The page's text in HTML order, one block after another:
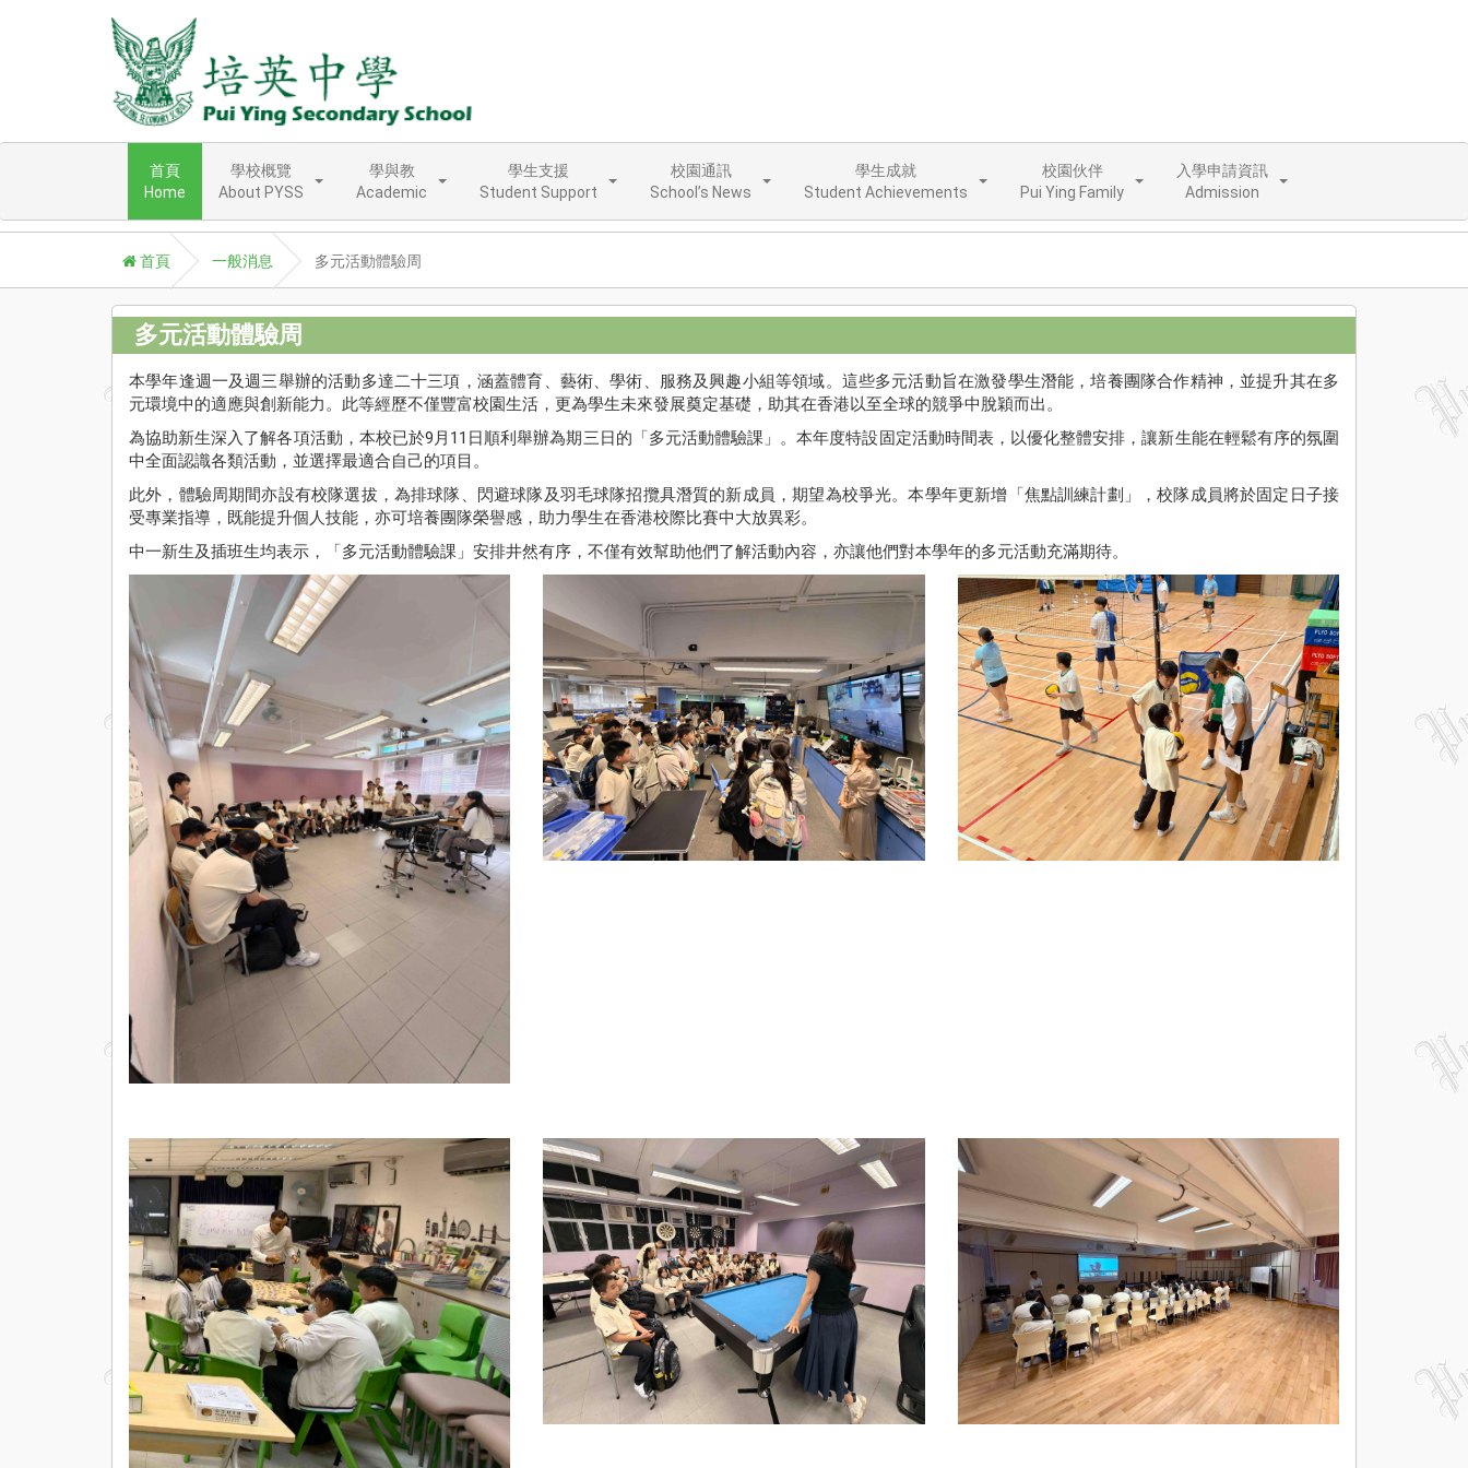
首頁
Home
學校概覽
About PYSS
學與教
Academic
學生支援
Student Support
校園通訊
School’s News
學生成就
Student Achievements
校園伙伴
Pui Ying Family
入學申請資訊
Admission
首頁 一般消息 多元活動體驗周
多元活動體驗周
本學年逢週一及週三舉辦的活動多達二十三項，涵蓋體育、藝術、學術、服務及興趣小組等領域。這些多元活動旨在激發學生潛能，培養團隊合作精神，並提升其在多
元環境中的適應與創新能力。此等經歷不僅豐富校園生活，更為學生未來發展奠定基礎，助其在香港以至全球的競爭中脫穎而出。
為協助新生深入了解各項活動，本校已於9月11日順利舉辦為期三日的「多元活動體驗課」。本年度特設固定活動時間表，以優化整體安排，讓新生能在輕鬆有序的氛圍
中全面認識各類活動，並選擇最適合自己的項目。
此外，體驗周期間亦設有校隊選拔，為排球隊、閃避球隊及羽毛球隊招攬具潛質的新成員，期望為校爭光。本學年更新增「焦點訓練計劃」，校隊成員將於固定日子接
受專業指導，既能提升個人技能，亦可培養團隊榮譽感，助力學生在香港校際比賽中大放異彩。
中一新生及插班生均表示，「多元活動體驗課」安排井然有序，不僅有效幫助他們了解活動內容，亦讓他們對本學年的多元活動充滿期待。